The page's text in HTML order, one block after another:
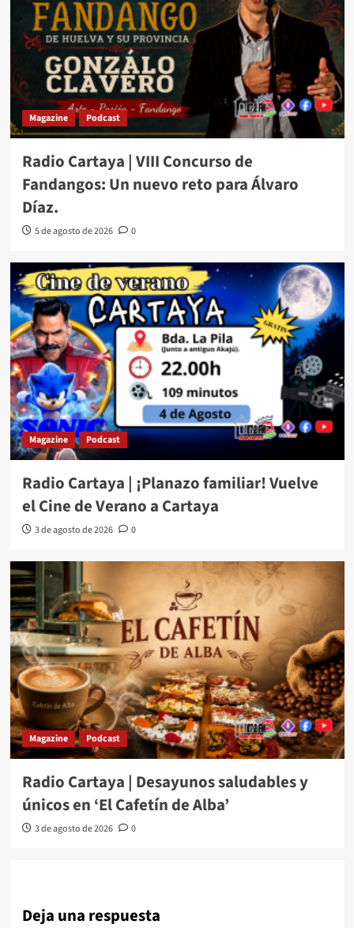
Magazine Podcast
Radio Cartaya | VIII Concurso de
Fandangos: Un nuevo reto para Álvaro
Díaz.
5 de agosto de 2026 0
Magazine Podcast
Radio Cartaya | ¡Planazo familiar! Vuelve
el Cine de Verano a Cartaya
3 de agosto de 2026 0
Magazine Podcast
Radio Cartaya | Desayunos saludables y
únicos en ‘El Cafetín de Alba’
3 de agosto de 2026 0
Deja una respuesta